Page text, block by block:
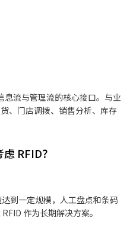
息流与管理流的核心接口。与业
、门店调拨、销售分析、库存
RFID？
到一定规模，人工盘点和条码
作为长期解决方案。